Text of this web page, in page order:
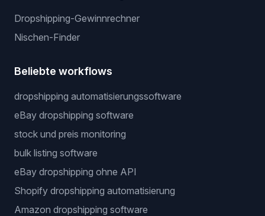
Dropshipping-Gewinnrechner
Nischen-Finder
Beliebte workflows
dropshipping automatisierungssoftware
eBay dropshipping software
stock und preis monitoring
bulk listing software
eBay dropshipping ohne API
Shopify dropshipping automatisierung
Amazon dropshipping software